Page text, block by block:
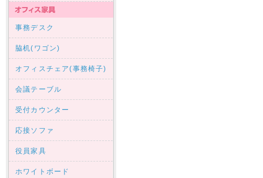
事務デスク
脇机(ワゴン)
オフィスチェア(事務椅子)
会議テーブル
受付カウンター
応接ソファ
役員家具
ホワイトボード